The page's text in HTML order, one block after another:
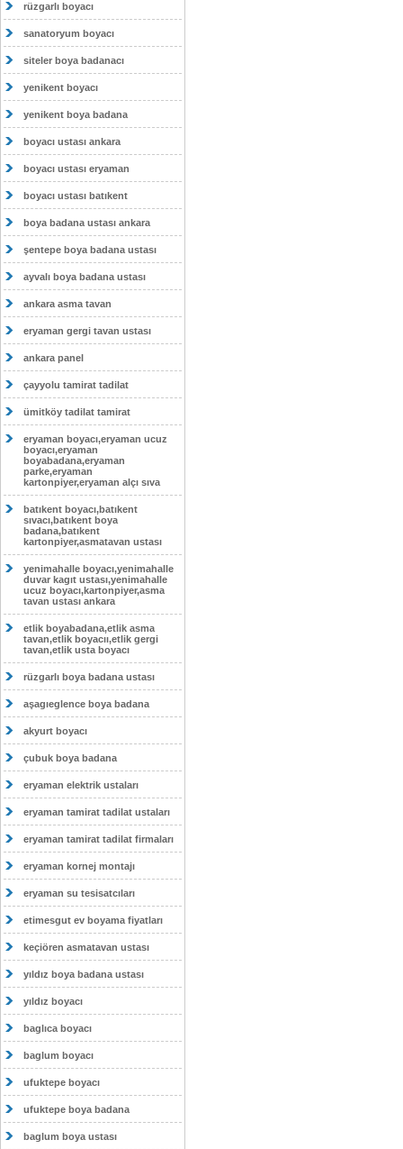
rüzgarlı boyacı
sanatoryum boyacı
siteler boya badanacı
yenikent boyacı
yenikent boya badana
boyacı ustası ankara
boyacı ustası eryaman
boyacı ustası batıkent
boya badana ustası ankara
şentepe boya badana ustası
ayvalı boya badana ustası
ankara asma tavan
eryaman gergi tavan ustası
ankara panel
çayyolu tamirat tadilat
ümitköy tadilat tamirat
eryaman boyacı,eryaman ucuz
boyacı,eryaman
boyabadana,eryaman
parke,eryaman
kartonpiyer,eryaman alçı sıva
batıkent boyacı,batıkent
sıvacı,batıkent boya
badana,batıkent
kartonpiyer,asmatavan ustası
yenimahalle boyacı,yenimahalle
duvar kagıt ustası,yenimahalle
ucuz boyacı,kartonpiyer,asma
tavan ustası ankara
etlik boyabadana,etlik asma
tavan,etlik boyacıı,etlik gergi
tavan,etlik usta boyacı
rüzgarlı boya badana ustası
aşagıeglence boya badana
akyurt boyacı
çubuk boya badana
eryaman elektrik ustaları
eryaman tamirat tadilat ustaları
eryaman tamirat tadilat firmaları
eryaman kornej montajı
eryaman su tesisatcıları
etimesgut ev boyama fiyatları
keçiören asmatavan ustası
yıldız boya badana ustası
yıldız boyacı
baglıca boyacı
baglum boyacı
ufuktepe boyacı
ufuktepe boya badana
baglum boya ustası